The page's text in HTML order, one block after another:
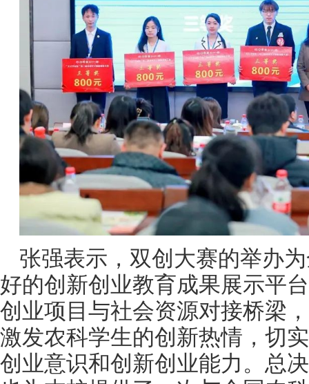
张强表示，双创大赛的举办
好的创新创业教育成果展示平
创业项目与社会资源对接桥梁
激发农科学生的创新热情，切
创业意识和创新创业能力。总